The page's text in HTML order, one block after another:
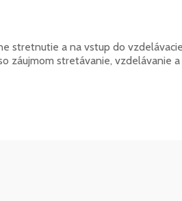
stretnutie a na vstup do
záujmom stretávanie, vzdelávanie